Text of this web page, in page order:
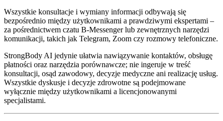
Wszystkie konsultacje i wymiany informacji odbywają się
bezpośrednio między użytkownikami a prawdziwymi ekspertami –
za pośrednictwem czatu B-Messenger lub zewnętrznych narzędzi
komunikacji, takich jak Telegram, Zoom czy rozmowy telefoniczne.
StrongBody AI jedynie ułatwia nawiązywanie kontaktów, obsługę
płatności oraz narzędzia porównawcze; nie ingeruje w treść
konsultacji, osąd zawodowy, decyzje medyczne ani realizację usług.
Wszystkie dyskusje i decyzje zdrowotne są podejmowane
wyłącznie między użytkownikami a licencjonowanymi
specjalistami.